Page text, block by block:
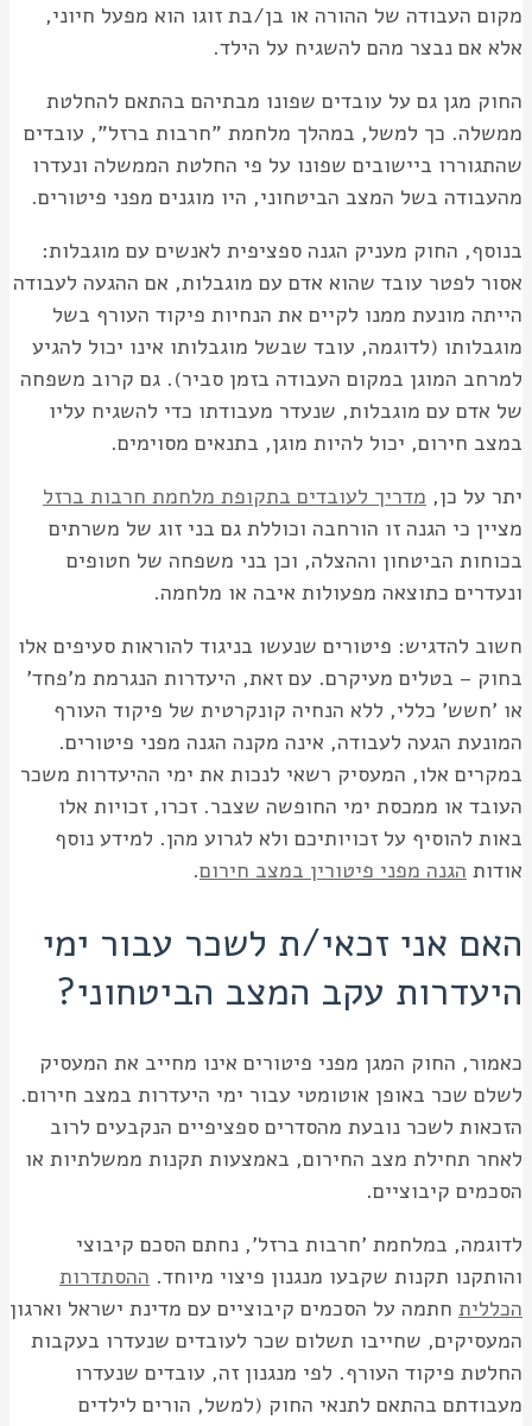
מקום העבודה של ההורה או בן/בת זוגו הוא מפעל חיוני,
אלא אם נבצר מהם להשגיח על הילד.
החוק מגן גם על עובדים שפונו מבתיהם בהתאם להחלטת
ממשלה. כך למשל, במהלך מלחמת "חרבות ברזל", עובדים
שהתגוררו ביישובים שפונו על פי החלטת הממשלה ונעדרו
מהעבודה בשל המצב הביטחוני, היו מוגנים מפני פיטורים.
בנוסף, החוק מעניק הגנה ספציפית לאנשים עם מוגבלות:
אסור לפטר עובד שהוא אדם עם מוגבלות, אם ההגעה לעבודה
הייתה מונעת ממנו לקיים את הנחיות פיקוד העורף בשל
מוגבלותו (לדוגמה, עובד שבשל מוגבלותו אינו יכול להגיע
למרחב המוגן במקום העבודה בזמן סביר). גם קרוב משפחה
של אדם עם מוגבלות, שנעדר מעבודתו כדי להשגיח עליו
במצב חירום, יכול להיות מוגן, בתנאים מסוימים.
יתר על כן, מדריך לעובדים בתקופת מלחמת חרבות ברזל
מציין כי הגנה זו הורחבה וכוללת גם בני זוג של משרתים
בכוחות הביטחון וההצלה, וכן בני משפחה של חטופים
ונעדרים כתוצאה מפעולות איבה או מלחמה.
חשוב להדגיש: פיטורים שנעשו בניגוד להוראות סעיפים אלו
בחוק – בטלים מעיקרם. עם זאת, היעדרות הנגרמת מ'פחד'
או 'חשש' כללי, ללא הנחיה קונקרטית של פיקוד העורף
המונעת הגעה לעבודה, אינה מקנה הגנה מפני פיטורים.
במקרים אלו, המעסיק רשאי לנכות את ימי ההיעדרות משכר
העובד או ממכסת ימי החופשה שצבר. זכרו, זכויות אלו
באות להוסיף על זכויותיכם ולא לגרוע מהן. למידע נוסף
אודות הגנה מפני פיטורין במצב חירום.
האם אני זכאי/ת לשכר עבור ימי
היעדרות עקב המצב הביטחוני?
כאמור, החוק המגן מפני פיטורים אינו מחייב את המעסיק
לשלם שכר באופן אוטומטי עבור ימי היעדרות במצב חירום.
הזכאות לשכר נובעת מהסדרים ספציפיים הנקבעים לרוב
לאחר תחילת מצב החירום, באמצעות תקנות ממשלתיות או
הסכמים קיבוציים.
לדוגמה, במלחמת 'חרבות ברזל', נחתם הסכם קיבוצי
והותקנו תקנות שקבעו מנגנון פיצוי מיוחד. ההסתדרות
הכללית חתמה על הסכמים קיבוציים עם מדינת ישראל וארגון
המעסיקים, שחייבו תשלום שכר לעובדים שנעדרו בעקבות
החלטת פיקוד העורף. לפי מנגנון זה, עובדים שנעדרו
מעבודתם בהתאם לתנאי החוק (למשל, הורים לילדים